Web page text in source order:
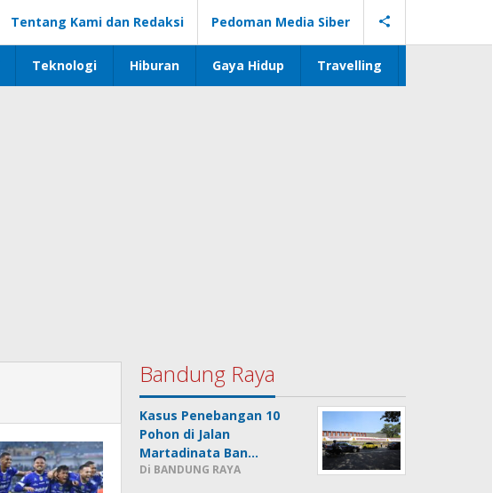
Tentang Kami dan Redaksi Pedoman Media Siber
Teknologi Hiburan Gaya Hidup Travelling
Bandung Raya
Kasus Penebangan 10
Pohon di Jalan
Martadinata Ban…
Di BANDUNG RAYA